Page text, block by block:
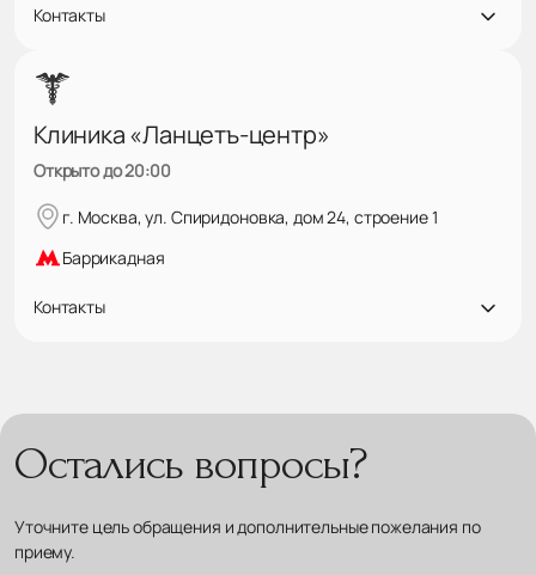
Контакты
Клиника «Ланцетъ-центр»
Открыто до 20:00
г. Москва, ул. Спиридоновка, дом 24, строение 1
Баррикадная
Контакты
Остались вопросы?
Уточните цель обращения и дополнительные пожелания по
приему.